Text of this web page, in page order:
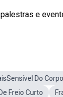
e
Do Corpo
Freio Curto